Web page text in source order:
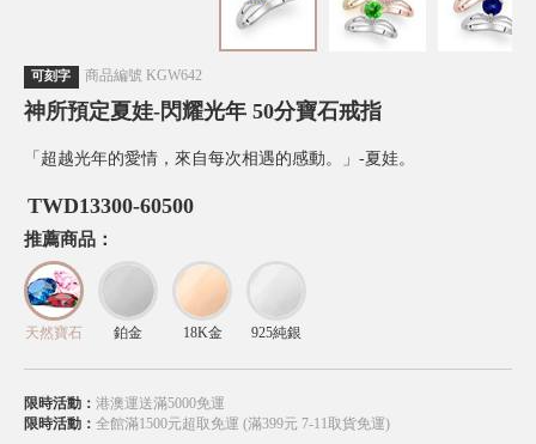
可刻字 商品編號 KGW642
神所預定夏娃-閃耀光年 50分寶石戒指
「超越光年的愛情，來自每次相遇的感動。」-夏娃。
TWD13300-60500
推薦商品：
天然寶石 鉑金 18K金 925純銀
限時活動： 港澳運送滿5000免運
限時活動： 全館滿1500元超取免運 (滿399元 7-11取貨免運)